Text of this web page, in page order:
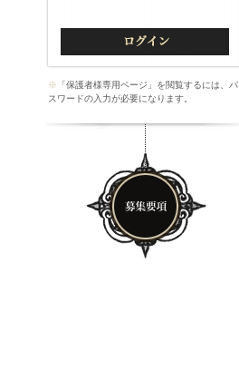
※ 「保護者様専用ページ」を閲覧するには、パ
スワードの入力が必要になります。